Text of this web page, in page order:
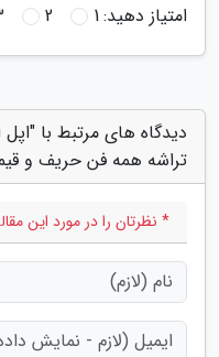
امتیاز دهید:1
2
تراشه همه فن حریف و قیمت 1099
* نظرتان را در مورد این